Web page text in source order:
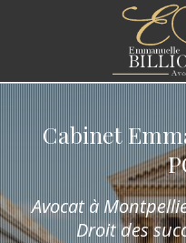
Cabinet
Avocat à
Droit des